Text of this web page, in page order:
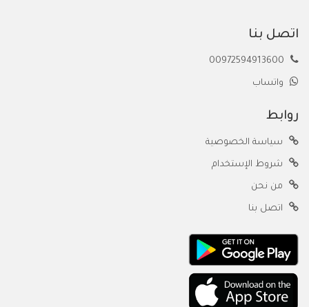
اتصل بنا
واتساب
روابط
سياسة الخصوصية
شروط الإستخدام
من نحن
اتصل بنا